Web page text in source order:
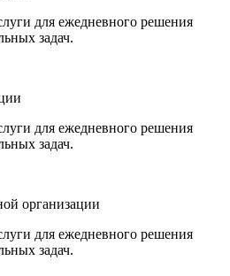
для ежедневного решения
задач.
для ежедневного решения
задач.
организации
для ежедневного решения
задач.